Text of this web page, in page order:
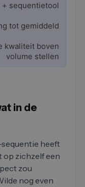
+ sequentietool
tot gemiddeld
kwaliteit boven
volume stellen
in de
heeft
op zichzelf een
zou
nog even